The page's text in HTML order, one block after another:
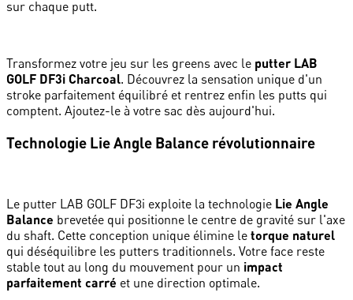
sur chaque putt.
Transformez votre jeu sur les greens avec le putter LAB
GOLF DF3i Charcoal. Découvrez la sensation unique d'un
stroke parfaitement équilibré et rentrez enfin les putts qui
comptent. Ajoutez-le à votre sac dès aujourd'hui.
Technologie Lie Angle Balance révolutionnaire
Le putter LAB GOLF DF3i exploite la technologie Lie Angle
Balance brevetée qui positionne le centre de gravité sur l'axe
du shaft. Cette conception unique élimine le torque naturel
qui déséquilibre les putters traditionnels. Votre face reste
stable tout au long du mouvement pour un impact
parfaitement carré et une direction optimale.